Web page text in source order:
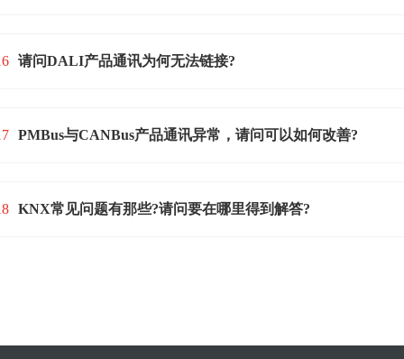
请问DALI产品通讯为何无法链接?
PMBus与CANBus产品通讯异常，请问可以如何改善?
KNX常见问题有那些?请问要在哪里得到解答?